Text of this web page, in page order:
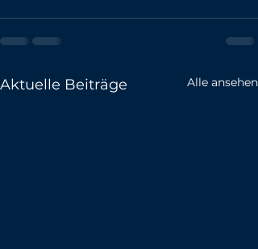
Aktuelle Beiträge Alle ansehen